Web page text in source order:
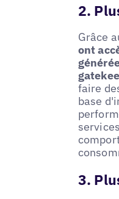
2.
Grâce
ont
faire
base
3.